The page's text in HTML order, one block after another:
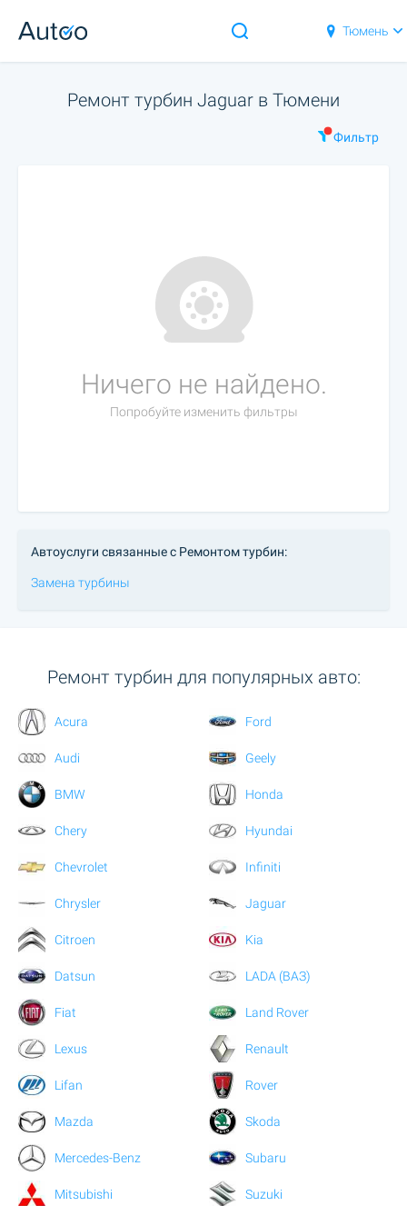
Тюмень
Ремонт турбин Jaguar в Тюмени
Фильтр
Ничего не найдено.
Попробуйте изменить фильтры
Автоуслуги связанные с Ремонтом турбин:
Замена турбины
Ремонт турбин для популярных авто:
Acura
Audi
BMW
Chery
Chevrolet
Chrysler
Citroen
Datsun
Fiat
Ford
Geely
Honda
Hyundai
Infiniti
Jaguar
Kia
LADA (ВАЗ)
Land Rover
Lexus
Lifan
Mazda
Mercedes-Benz
Mitsubishi
Renault
Rover
Skoda
Subaru
Suzuki